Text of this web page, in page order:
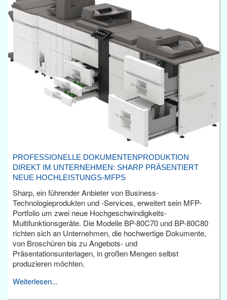
PROFESSIONELLE DOKUMENTENPRODUKTION
DIREKT IM UNTERNEHMEN: SHARP PRÄSENTIERT
NEUE HOCHLEISTUNGS-MFPS
Sharp, ein führender Anbieter von Business-
Technologieprodukten und -Services, erweitert sein MFP-
Portfolio um zwei neue Hochgeschwindigkeits-
Multifunktionsgeräte. Die Modelle BP-80C70 und BP-80C80
richten sich an Unternehmen, die hochwertige Dokumente,
von Broschüren bis zu Angebots- und
Präsentationsunterlagen, in großen Mengen selbst
produzieren möchten.
Weiterlesen...